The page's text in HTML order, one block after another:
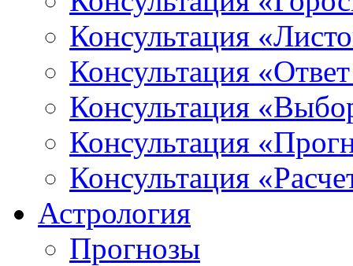
Консультация
Консультация
Консультация
Консультация
Консультация
Астрология
Прогнозы